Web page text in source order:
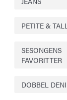
PETITE & TALL
SESONGENS
FAVORITTER
DOBBEL